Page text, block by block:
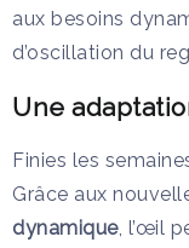
aux besoins
d’oscillation du
Une
Finies les
Grâce aux
dynamique, l’œil